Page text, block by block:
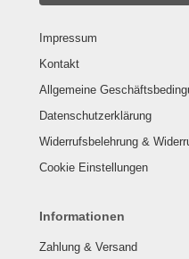
Impressum
Kontakt
Allgemeine
Datenschutzerklärung
Widerrufsbelehrung &
Cookie Einstellungen
Informationen
Zahlung & Versand